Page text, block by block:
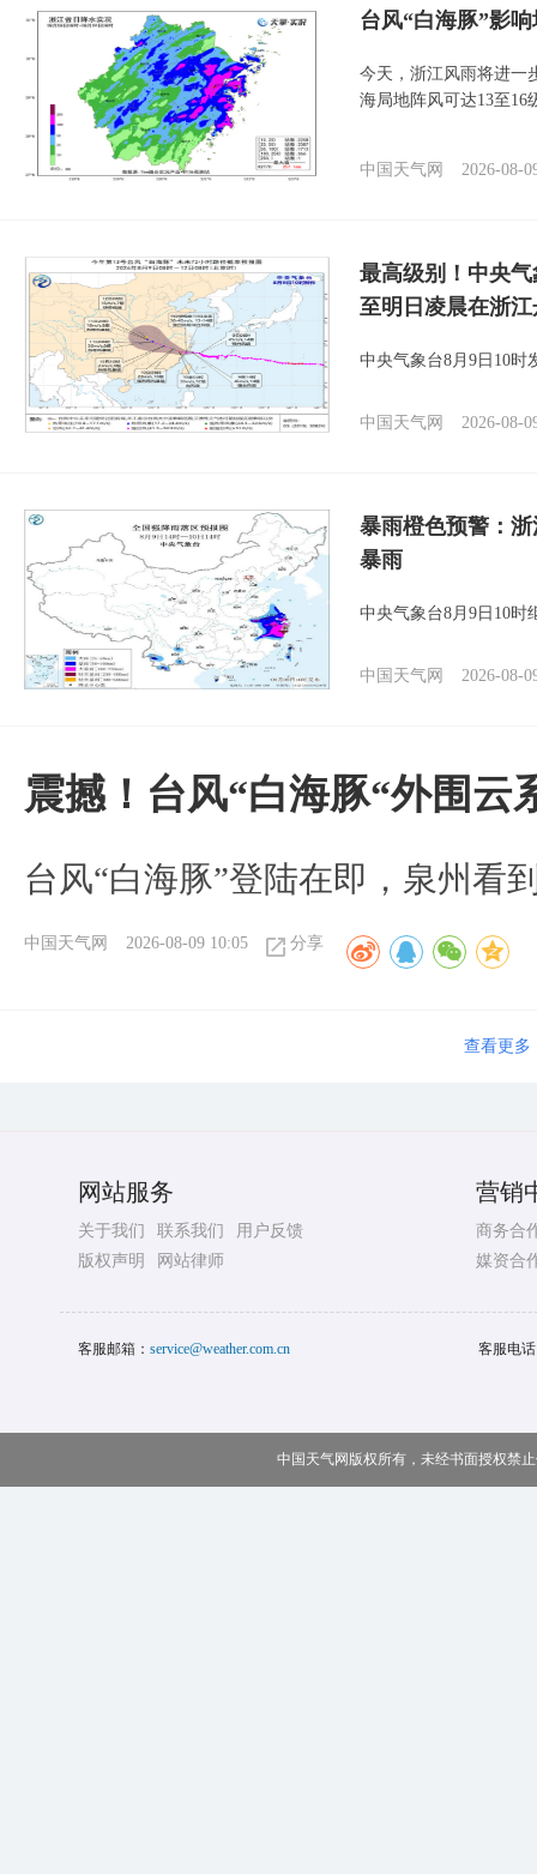
台风“白海豚”影
今天，浙江风雨将进一
海局地阵风可达13至16
中国天气网 2026-08-
最高级别！中央
至明日凌晨在浙
中央气象台8月9日10时
中国天气网 2026-08-
暴雨橙色预警：
暴雨
中央气象台8月9日10时
中国天气网 2026-08-
震撼！台风“白海豚“外围云
台风“白海豚”登陆在即，泉州看
中国天气网 2026-08-09 10:05 分享
查看更多
网站服务
关于我们 联系我们
用户反馈
版权声明
网站律师
营销
商务合
媒资合
客服邮箱： service@weather.com.cn 客服电
中国天气网版权所有，未经书面授权